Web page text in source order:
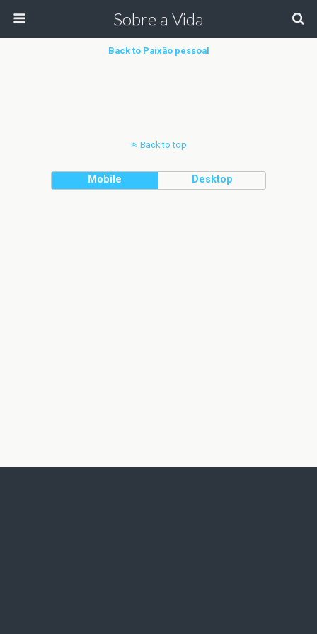
Sobre a Vida
Back to Paixão pessoal
Back to top
Mobile Desktop